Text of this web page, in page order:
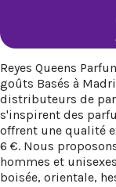
Reyes Queens
goûts Basés à
distributeurs de
s'inspirent des
offrent une qualité
6 €. Nous
hommes et
boisée, orientale,